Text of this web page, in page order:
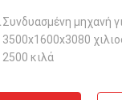
Συνδυασμένη μηχανή
3500x1600x3080
2500 κιλά